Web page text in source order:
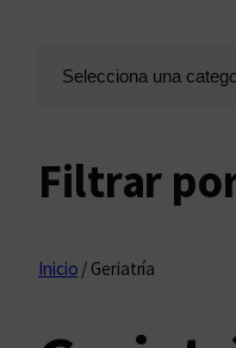
o
Filtrar
Inicio / Geriatría